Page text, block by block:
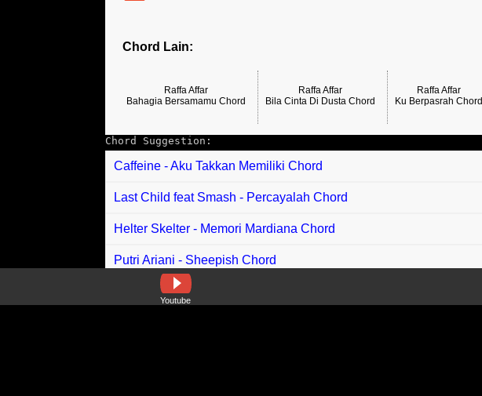
Chord Lain:
Raffa Affar
Bahagia Bersamamu Chord
Raffa Affar
Bila Cinta Di Dusta Chord
Raffa Affar
Ku Berpasrah Chord
Chord Suggestion:
Caffeine - Aku Takkan Memiliki Chord
Last Child feat Smash - Percayalah Chord
Helter Skelter - Memori Mardiana Chord
Putri Ariani - Sheepish Chord
Upiak Isil feat Farez Adnan - Perkara Duit Raya Chord
Youtube